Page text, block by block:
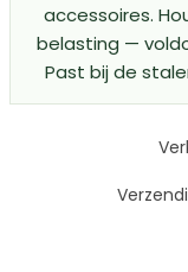
accessoires.
belasting —
Past bij de